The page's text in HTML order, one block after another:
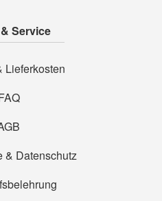
Service
Lieferkosten
& Datenschutz